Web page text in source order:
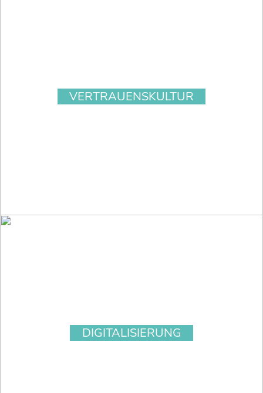
VERTRAUENSKULTUR
DIGITALISIERUNG